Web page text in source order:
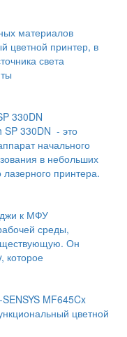
материалов
цветной принтер, в
света
330DN
SP 330DN - это
начального
в небольших
принтера.
к МФУ
среды,
Он
которое
MF645Cx
цветной